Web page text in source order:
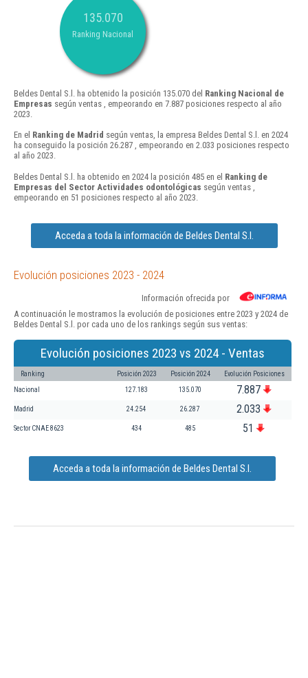
135.070
Ranking Nacional
Beldes Dental S.l. ha obtenido la posición 135.070 del Ranking Nacional de
Empresas según ventas , empeorando en 7.887 posiciones respecto al año
2023.
En el Ranking de Madrid según ventas, la empresa Beldes Dental S.l. en 2024
ha conseguido la posición 26.287 , empeorando en 2.033 posiciones respecto
al año 2023.
Beldes Dental S.l. ha obtenido en 2024 la posición 485 en el Ranking de
Empresas del Sector Actividades odontológicas según ventas ,
empeorando en 51 posiciones respecto al año 2023.
Acceda a toda la información de Beldes Dental S.l.
Evolución posiciones 2023 - 2024
Información ofrecida por
A continuación le mostramos la evolución de posiciones entre 2023 y 2024 de
Beldes Dental S.l. por cada uno de los rankings según sus ventas:
Evolución posiciones 2023 vs 2024 - Ventas
Ranking Posición 2023 Posición 2024 Evolución Posiciones
Nacional 127.183 135.070 7.887
Madrid 24.254 26.287 2.033
Sector CNAE 8623 434 485 51
Acceda a toda la información de Beldes Dental S.l.